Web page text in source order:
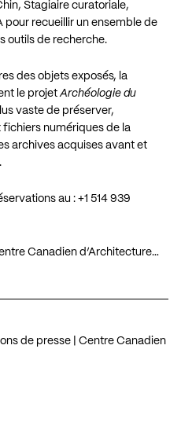
Stagiaire curatoriale,
recueillir un ensemble de
outils de recherche.
des objets exposés, la
le projet Archéologie du
vaste de préserver,
numériques de la
archives acquises avant et
au : +1 514 939
Canadien d’Architecture…
de presse | Centre Canadien